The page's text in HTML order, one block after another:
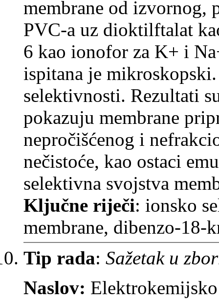
membrane od izvornog,
PVC-a uz dioktilftalat
6 kao ionofor za K+ i
ispitana je
selektivnosti. Rezultati
pokazuju membrane
nepročišćenog i
nečistoće, kao ostaci
selektivna svojstva
Ključne riječi: ionsko
membrane, dibenzo-18-
Tip rada: Sažetak u
Naslov: